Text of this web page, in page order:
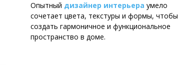
Опытный дизайнер интерьера умело
сочетает цвета, текстуры и формы, чтобы
создать гармоничное и функциональное
пространство в доме.